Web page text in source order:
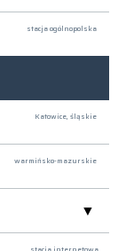
stacja ogólnopolska
Katowice, śląskie
warmińsko-mazurskie